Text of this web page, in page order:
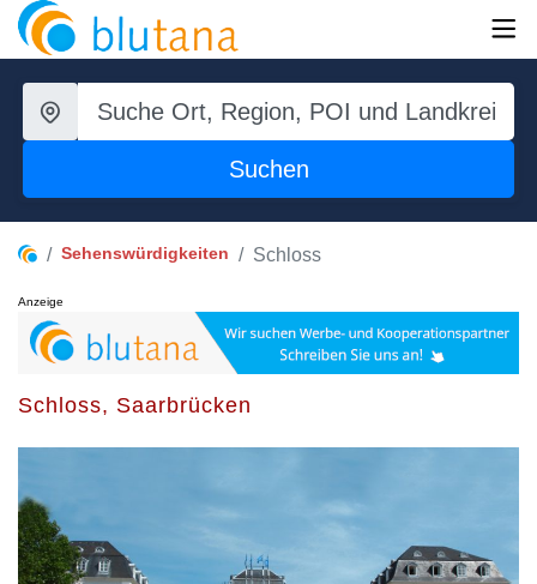
Suchen
Sehenswürdigkeiten Schloss
Anzeige
Schloss, Saarbrücken